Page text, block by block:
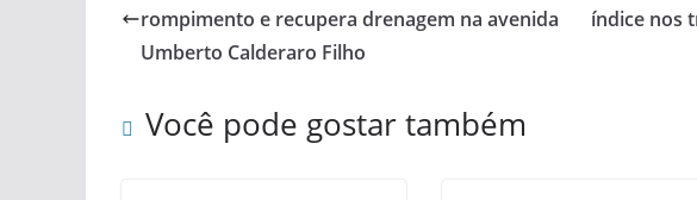
rompimento e recupera drenagem na avenida
Umberto Calderaro Filho
índice nos
Você pode gostar também